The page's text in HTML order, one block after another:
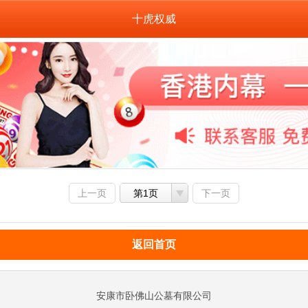
十虎权威
上一页 第1页 下一页
返回首页
安康市卧佛山公墓有限公司